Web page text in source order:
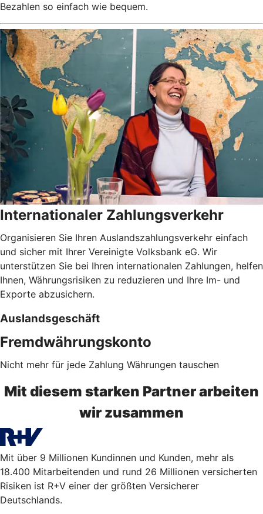
Bezahlen so einfach wie bequem.
Internationaler Zahlungsverkehr
Organisieren Sie Ihren Auslandszahlungsverkehr einfach
und sicher mit Ihrer Vereinigte Volksbank eG. Wir
unterstützen Sie bei Ihren internationalen Zahlungen, helfen
Ihnen, Währungsrisiken zu reduzieren und Ihre Im- und
Exporte abzusichern.
Auslandsgeschäft
Fremdwährungskonto
Nicht mehr für jede Zahlung Währungen tauschen
Mit diesem starken Partner arbeiten
wir zusammen
Mit über 9 Millionen Kundinnen und Kunden, mehr als
18.400 Mitarbeitenden und rund 26 Millionen versicherten
Risiken ist R+V einer der größten Versicherer
Deutschlands.